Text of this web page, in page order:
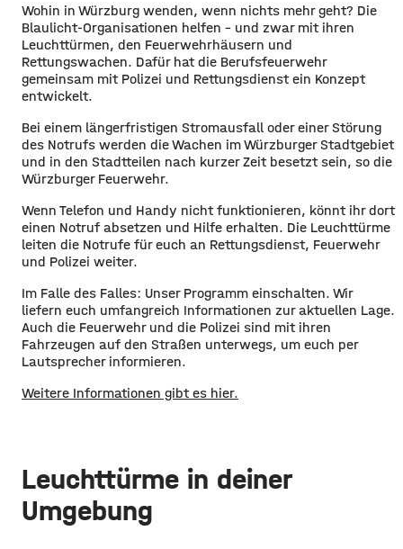
Wohin in Würzburg wenden, wenn nichts mehr geht? Die
Blaulicht-Organisationen helfen – und zwar mit ihren
Leuchttürmen, den Feuerwehrhäusern und
Rettungswachen. Dafür hat die Berufsfeuerwehr
gemeinsam mit Polizei und Rettungsdienst ein Konzept
entwickelt.
Bei einem längerfristigen Stromausfall oder einer Störung
des Notrufs werden die Wachen im Würzburger Stadtgebiet
und in den Stadtteilen nach kurzer Zeit besetzt sein, so die
Würzburger Feuerwehr.
Wenn Telefon und Handy nicht funktionieren, könnt ihr dort
einen Notruf absetzen und Hilfe erhalten. Die Leuchttürme
leiten die Notrufe für euch an Rettungsdienst, Feuerwehr
und Polizei weiter.
Im Falle des Falles: Unser Programm einschalten. Wir
liefern euch umfangreich Informationen zur aktuellen Lage.
Auch die Feuerwehr und die Polizei sind mit ihren
Fahrzeugen auf den Straßen unterwegs, um euch per
Lautsprecher informieren.
Weitere Informationen gibt es hier.
Leuchttürme in deiner
Umgebung